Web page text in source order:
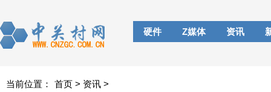
硬件 Z媒体 资讯
当前位置： 首页 > 资讯 >